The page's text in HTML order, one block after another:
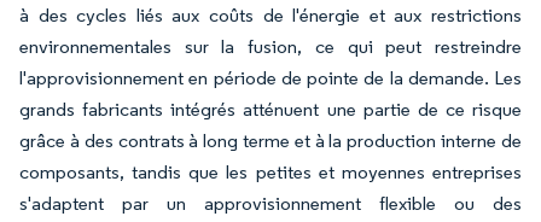
à des cycles liés aux coûts de l'énergie et aux restrictions
environnementales sur la fusion, ce qui peut restreindre
l'approvisionnement en période de pointe de la demande. Les
grands fabricants intégrés atténuent une partie de ce risque
grâce à des contrats à long terme et à la production interne de
composants, tandis que les petites et moyennes entreprises
s'adaptent par un approvisionnement flexible ou des